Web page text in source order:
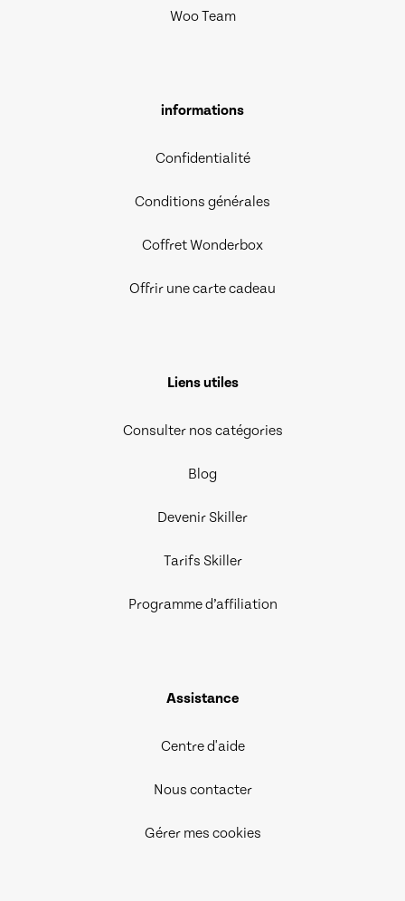
Woo Team
informations
Confidentialité
Conditions générales
Coffret Wonderbox
Offrir une carte cadeau
Liens utiles
Consulter nos catégories
Blog
Devenir Skiller
Tarifs Skiller
Programme d’affiliation
Assistance
Centre d'aide
Nous contacter
Gérer mes cookies